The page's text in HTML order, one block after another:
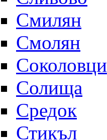
Смилян
Смолян
Соколовци
Солища
Средок
Стикъл